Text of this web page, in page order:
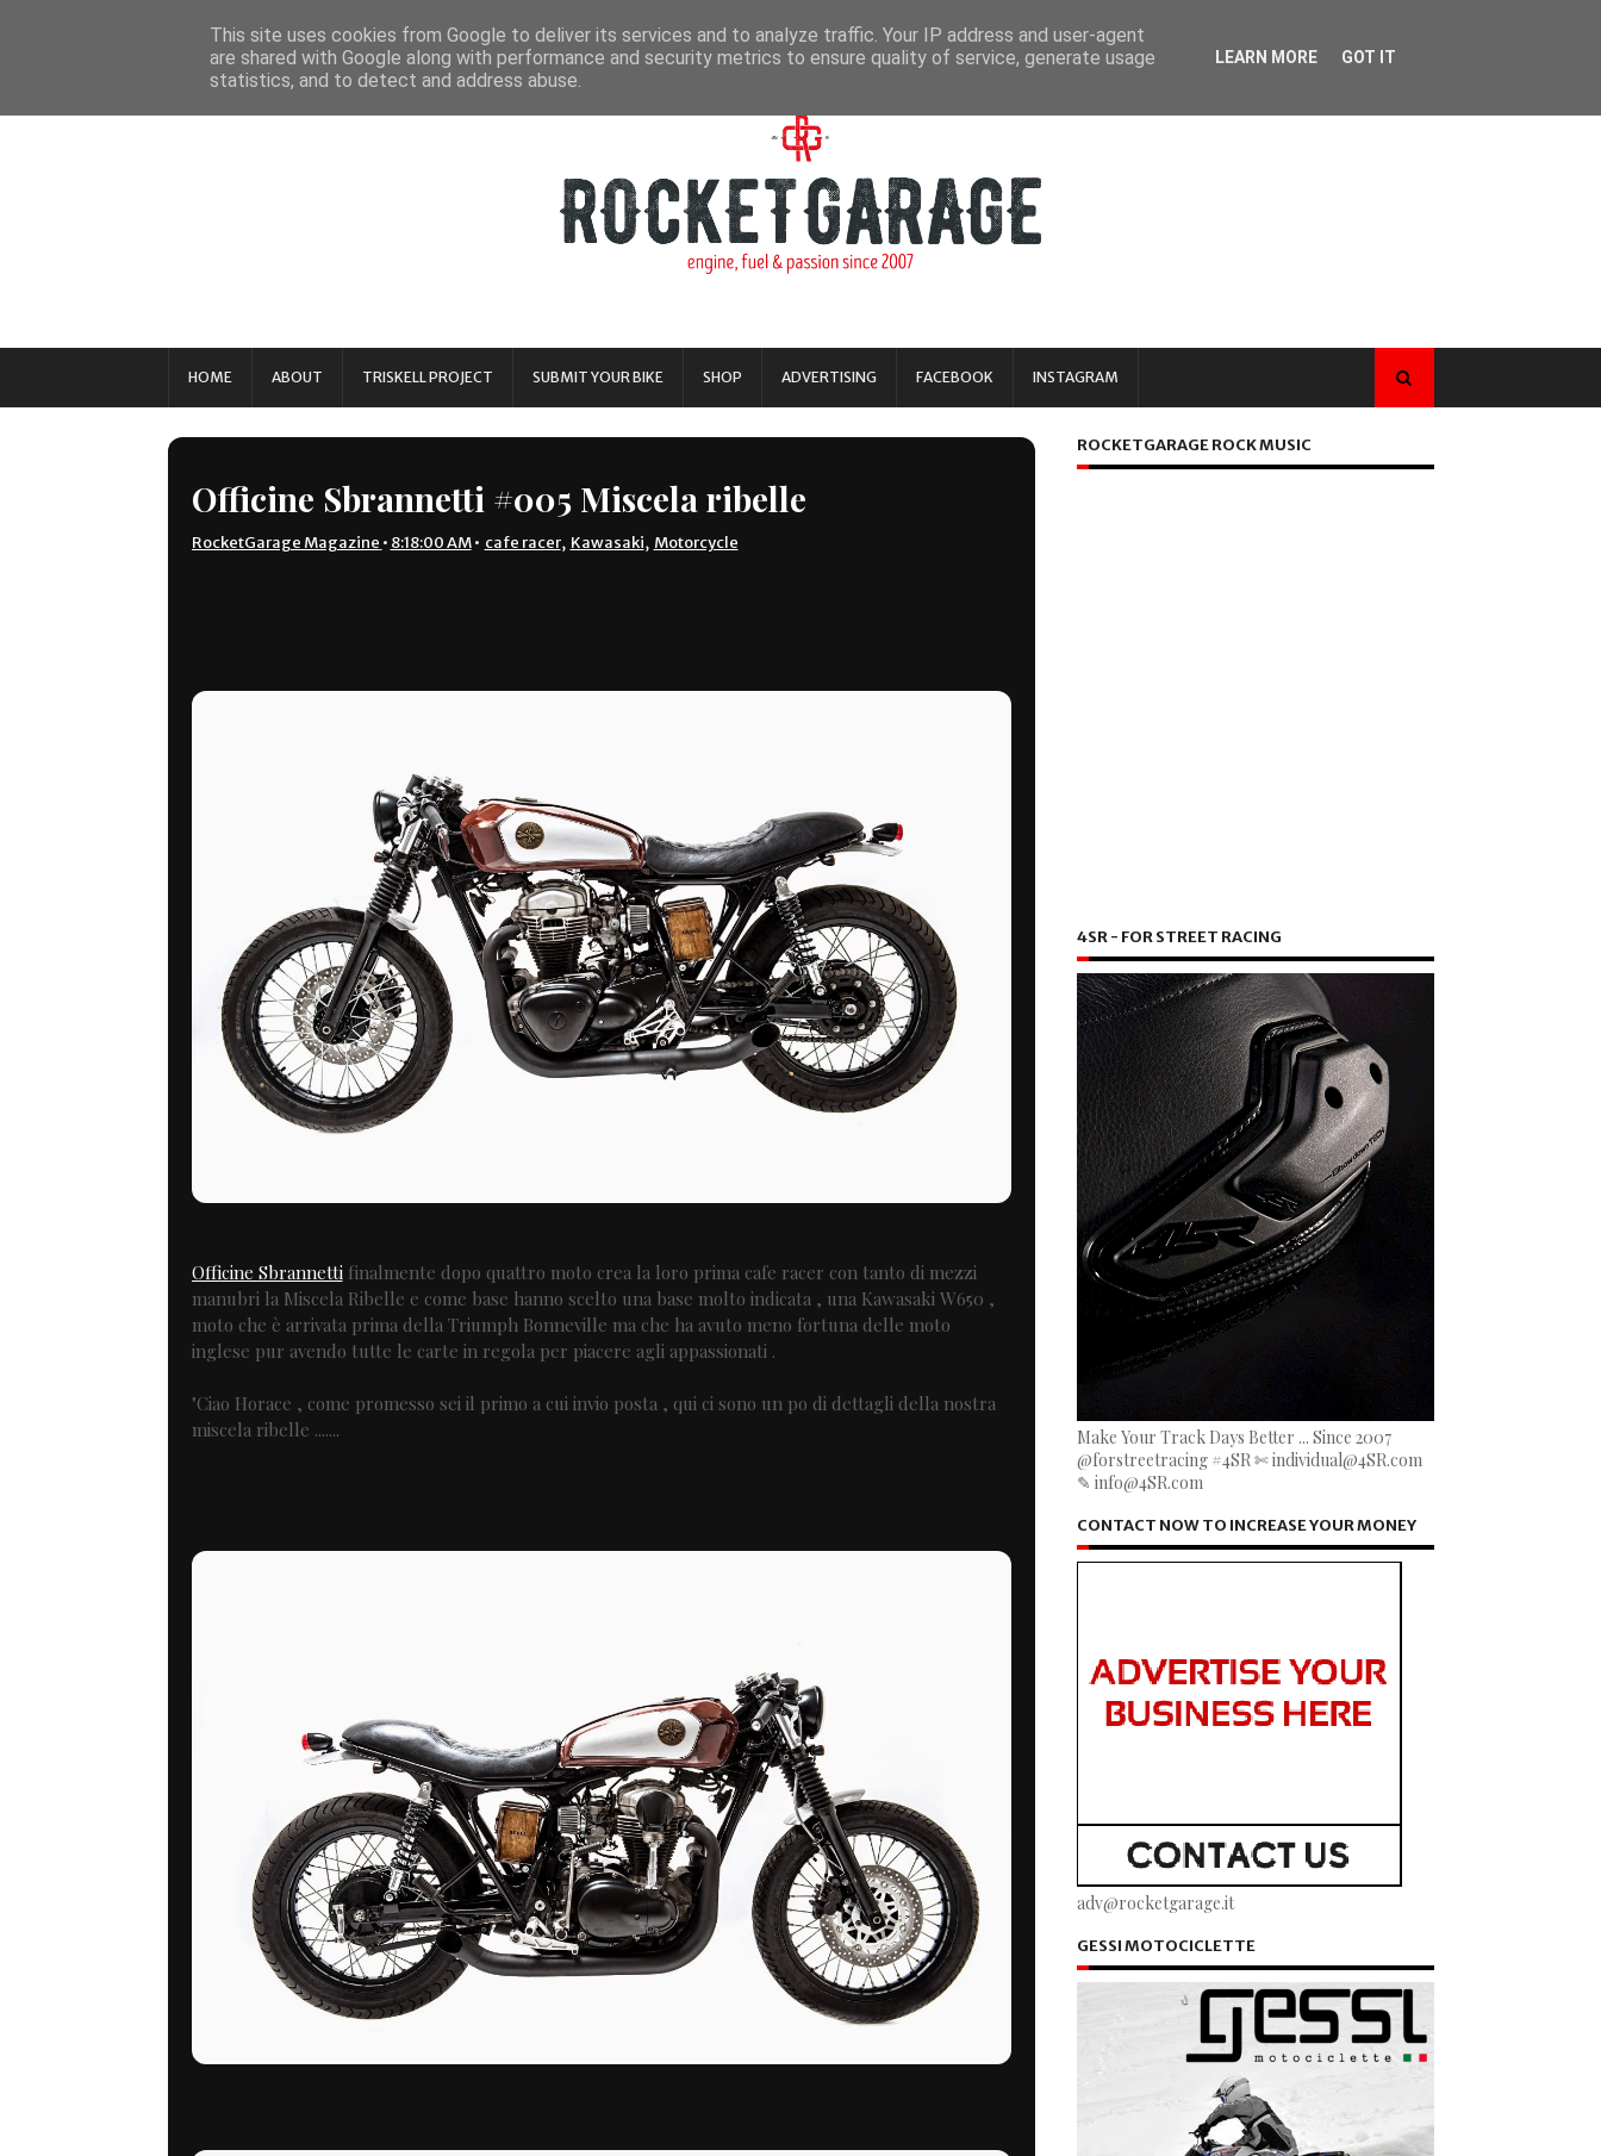
HOME ABOUT TRISKELL PROJECT SUBMIT YOUR BIKE SHOP ADVERTISING FACEBOOK INSTAGRAM
Officine Sbrannetti #005 Miscela ribelle
RocketGarage Magazine • 8:18:00 AM • cafe racer, Kawasaki, Motorcycle
Officine Sbrannettifinalmente dopo quattro moto crea la loro prima cafe racer con tanto di mezzi
manubri la Miscela Ribelle e come base hanno scelto una base molto indicata , una Kawasaki W650 ,
moto che è arrivata prima della Triumph Bonneville ma che ha avuto meno fortuna delle moto
inglese pur avendo tutte le carte in regola per piacere agli appassionati .
"Ciao Horace , come promesso sei il primo a cui invio posta , qui ci sono un po di dettagli della nostra
miscela ribelle .......
ROCKETGARAGE ROCK MUSIC
4SR - FOR STREET RACING
Make Your Track Days Better ... Since 2007
@forstreetracing #4SR ✄ individual@4SR.com
✎ info@4SR.com
CONTACT NOW TO INCREASE YOUR MONEY
adv@rocketgarage.it
GESSI MOTOCICLETTE
This site uses cookies from Google to deliver its services and to analyze traffic. Your IP address and user-agent
are shared with Google along with performance and security metrics to ensure quality of service, generate usage
statistics, and to detect and address abuse.
LEARN MORE GOT IT